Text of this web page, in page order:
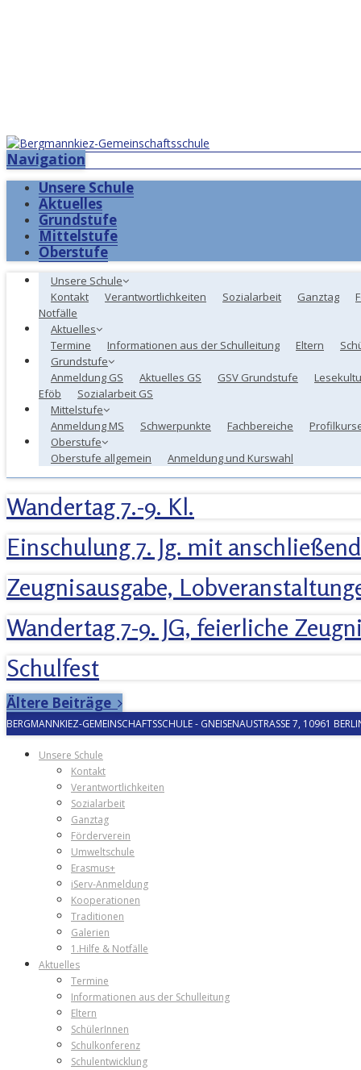
Navigation
Unsere Schule
Aktuelles
Grundstufe
Mittelstufe
Oberstufe
Unsere Schule
Kontakt
Verantwortlichkeiten Sozialarbeit Ganztag
Notfälle
Aktuelles
Termine
Informationen aus der Schulleitung Eltern
Grundstufe
Anmeldung GS
Aktuelles GS GSV Grundstufe
Eföb
Sozialarbeit GS
Mittelstufe
Anmeldung MS
Schwerpunkte Fachbereiche
Oberstufe
Oberstufe allgemein
Anmeldung und Kurswahl
Wandertag 7.-9. Kl.
Einschulung 7. Jg. mit
Zeugnisausgabe,
Wandertag 7-9. JG, feierliche
Schulfest
Ältere Beiträge
BERGMANNKIEZ-GEMEINSCHAFTSSCHULE- GNEISENAUSTRASSE 7, 10961 BERLIN
Unsere Schule
Kontakt
Verantwortlichkeiten
Sozialarbeit
Ganztag
Förderverein
Umweltschule
Erasmus+
iServ-Anmeldung
Kooperationen
Traditionen
Galerien
1.Hilfe & Notfälle
Aktuelles
Termine
Informationen aus der Schulleitung
Eltern
SchülerInnen
Schulkonferenz
Schulentwicklung